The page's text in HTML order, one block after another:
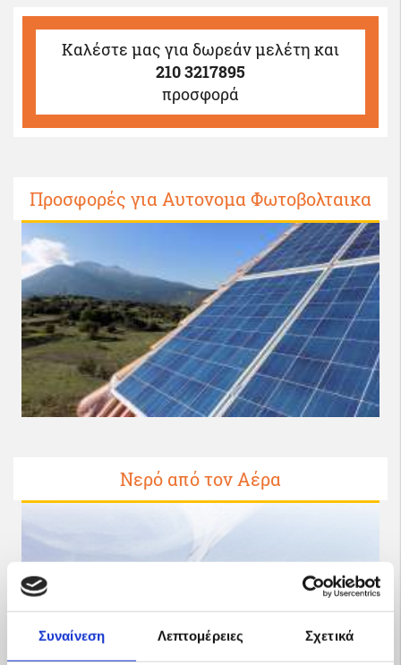
Συναίνεση Λεπτομέρειες Σχετικά
Καλέστε μας
210 3217895
για δωρεάν μελέτη και
προσφορά
Προσφορές για Αυτονομα Φωτοβολταικα
Νερό από τον Αέρα